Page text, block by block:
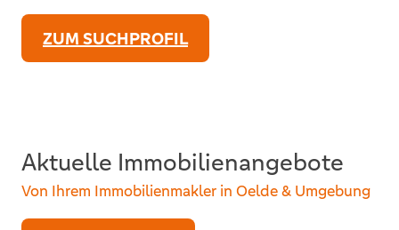
ZUM SUCHPROFIL
Aktuelle Immobilienangebote
Von Ihrem Immobilienmakler in Oelde & Umgebung